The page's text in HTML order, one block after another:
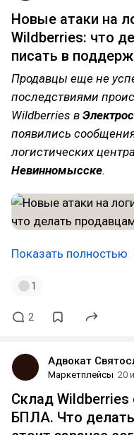
Новые атаки на
Wildberries: что
писать в
Продавцы еще не
последствиями
Wildberries в
появились
логистических
Невинномысске.
Показать полностью
1
2
Адвокат
Маркетплейсы 20
Склад Wildberries
БПЛА. Что